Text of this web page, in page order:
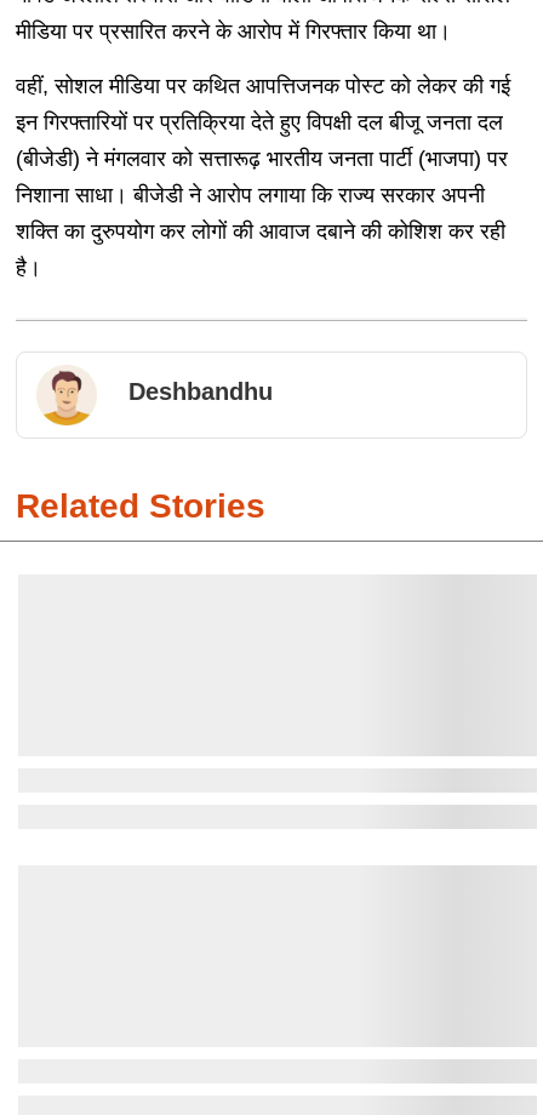
मीडिया पर प्रसारित करने के आरोप में गिरफ्तार किया था।
वहीं, सोशल मीडिया पर कथित आपत्तिजनक पोस्ट को लेकर की गई
इन गिरफ्तारियों पर प्रतिक्रिया देते हुए विपक्षी दल बीजू जनता दल
(बीजेडी) ने मंगलवार को सत्तारूढ़ भारतीय जनता पार्टी (भाजपा) पर
निशाना साधा। बीजेडी ने आरोप लगाया कि राज्य सरकार अपनी
शक्ति का दुरुपयोग कर लोगों की आवाज दबाने की कोशिश कर रही
है।
Deshbandhu
Related Stories